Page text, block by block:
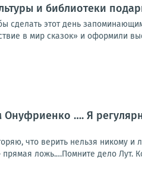
и библиотеки
сделать этот день
в мир сказок» и оформили
…. Я
что верить нельзя никому
ложь.…Помните дело Лут.